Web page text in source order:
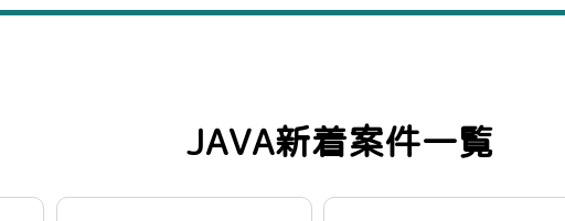
JAVA新着案件一覧